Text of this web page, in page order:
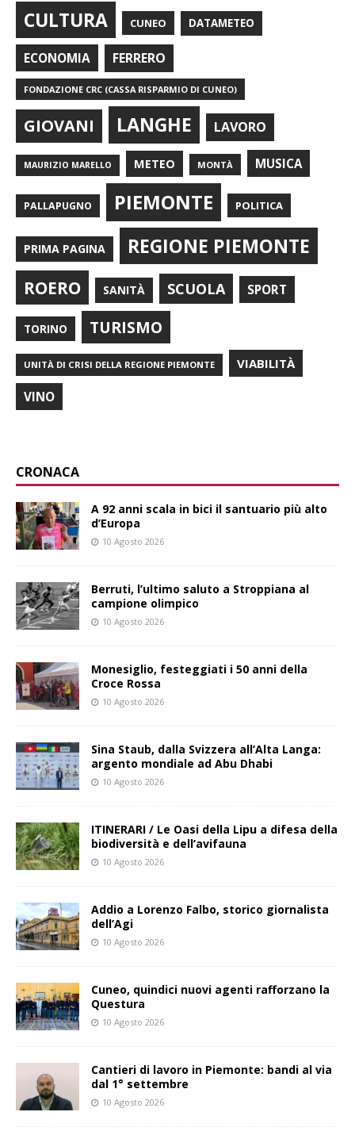
CULTURA CUNEO DATAMETEO
ECONOMIA FERRERO
FONDAZIONE CRC (CASSA RISPARMIO DI CUNEO)
GIOVANI LANGHE LAVORO
MAURIZIO MARELLO METEO MONTÀ MUSICA
PALLAPUGNO PIEMONTE POLITICA
PRIMA PAGINA REGIONE PIEMONTE
ROERO SANITÀ SCUOLA SPORT
TORINO TURISMO
UNITÀ DI CRISI DELLA REGIONE PIEMONTE VIABILITÀ
VINO
CRONACA
A 92 anni scala in bici il santuario più alto
d’Europa
10 Agosto 2026
Berruti, l’ultimo saluto a Stroppiana al
campione olimpico
10 Agosto 2026
Monesiglio, festeggiati i 50 anni della
Croce Rossa
10 Agosto 2026
Sina Staub, dalla Svizzera all’Alta Langa:
argento mondiale ad Abu Dhabi
10 Agosto 2026
ITINERARI / Le Oasi della Lipu a difesa della
biodiversità e dell’avifauna
10 Agosto 2026
Addio a Lorenzo Falbo, storico giornalista
dell’Agi
10 Agosto 2026
Cuneo, quindici nuovi agenti rafforzano la
Questura
10 Agosto 2026
Cantieri di lavoro in Piemonte: bandi al via
dal 1° settembre
10 Agosto 2026